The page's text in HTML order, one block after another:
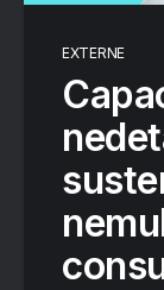
EXTERNE